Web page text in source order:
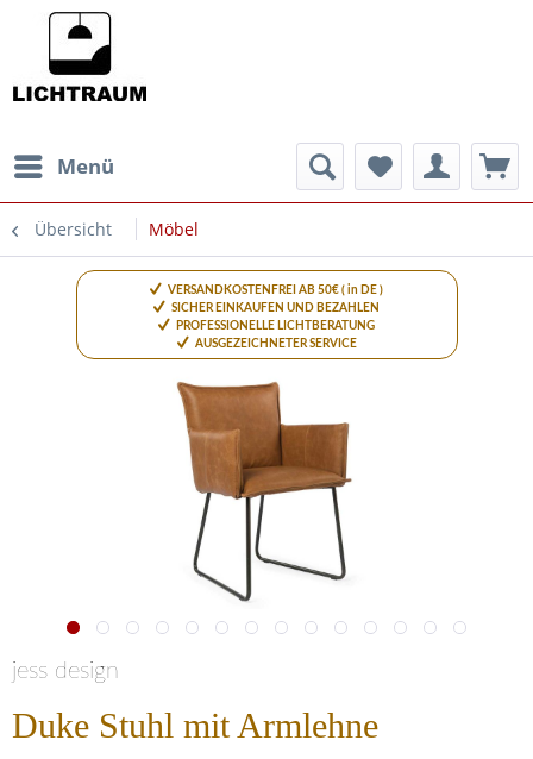
Menü
Übersicht Möbel
VERSANDKOSTENFREI AB 50€ ( in DE )
SICHER EINKAUFEN UND BEZAHLEN
PROFESSIONELLE LICHTBERATUNG
AUSGEZEICHNETER SERVICE
jess design
Duke Stuhl mit Armlehne